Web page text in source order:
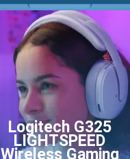
Logitech G325
LIGHTSPEED
Wireless Gaming